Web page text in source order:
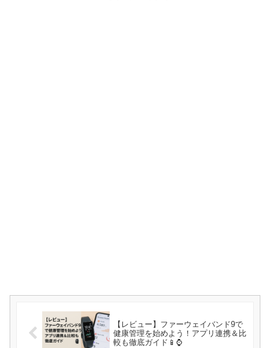
【レビュー】ファーウェイバンド9で
健康管理を始めよう！アプリ連携＆比
較も徹底ガイド📱⌚